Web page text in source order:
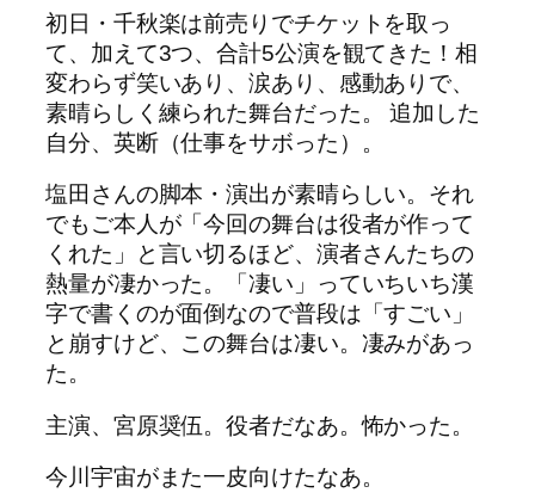
初日・千秋楽は前売りでチケットを取っ
て、加えて3つ、合計5公演を観てきた！相
変わらず笑いあり、涙あり、感動ありで、
素晴らしく練られた舞台だった。 追加した
自分、英断（仕事をサボった）。
塩田さんの脚本・演出が素晴らしい。それ
でもご本人が「今回の舞台は役者が作って
くれた」と言い切るほど、演者さんたちの
熱量が凄かった。「凄い」っていちいち漢
字で書くのが面倒なので普段は「すごい」
と崩すけど、この舞台は凄い。凄みがあっ
た。
主演、宮原奨伍。役者だなあ。怖かった。
今川宇宙がまた一皮向けたなあ。